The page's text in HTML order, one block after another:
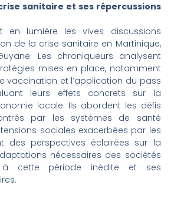
sanitaire et ses répercussions
en lumière les vives discussions
de la crise sanitaire en Martinique,
Les chroniqueurs analysent
mises en place, notamment
vaccination et l’application du pass
leurs effets concrets sur la
locale. Ils abordent les défis
par les systèmes de santé
sociales exacerbées par les
des perspectives éclairées sur la
nécessaires des sociétés
à cette période inédite et ses